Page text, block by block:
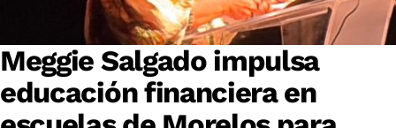
Meggie Salgado impulsa
educación financiera en